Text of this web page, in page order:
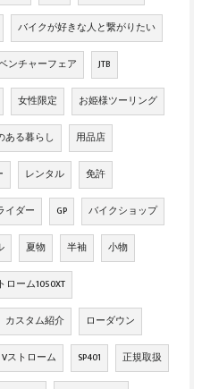
バイクが好きな人と繋がりたい
ンチャーフェア JTB
女性限定 お姫様ツーリング
ある暮らし 用品店
レンタル 免許
イダー GP バイクショップ
夏物 半袖 小物
ローム1050XT
カスタム紹介 ローダウン
Vストローム SP401 正規取扱